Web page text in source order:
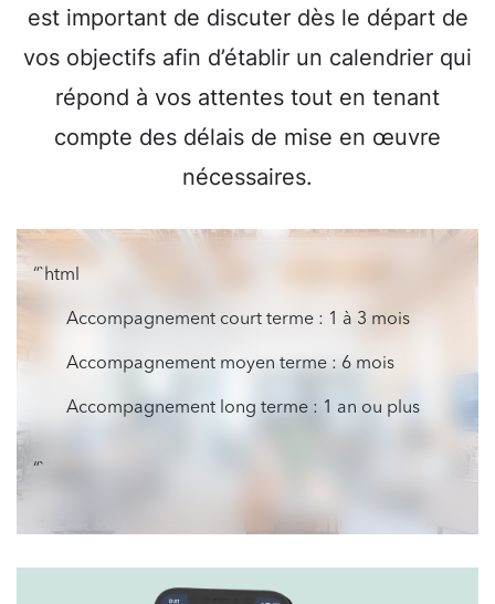
est important de discuter dès le départ de
vos objectifs afin d’établir un calendrier qui
répond à vos attentes tout en tenant
compte des délais de mise en œuvre
nécessaires.
“`html
Accompagnement court terme : 1 à 3 mois
Accompagnement moyen terme : 6 mois
Accompagnement long terme : 1 an ou plus
“`